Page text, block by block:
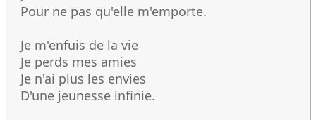
Pour ne pas qu'elle m'emporte.
Je m'enfuis de la vie
Je perds mes amies
Je n'ai plus les envies
D'une jeunesse infinie.